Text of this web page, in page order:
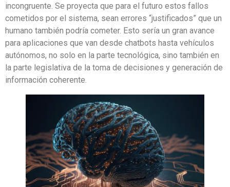
incongruente. Se proyecta que para el futuro estos fallos
cometidos por el sistema, sean errores “justificados” que un
humano también podría cometer. Esto sería un gran avance
para aplicaciones que van desde chatbots hasta vehículos
autónomos, no solo en la parte tecnológica, sino también en
la parte legislativa de la toma de decisiones y generación de
información coherente.